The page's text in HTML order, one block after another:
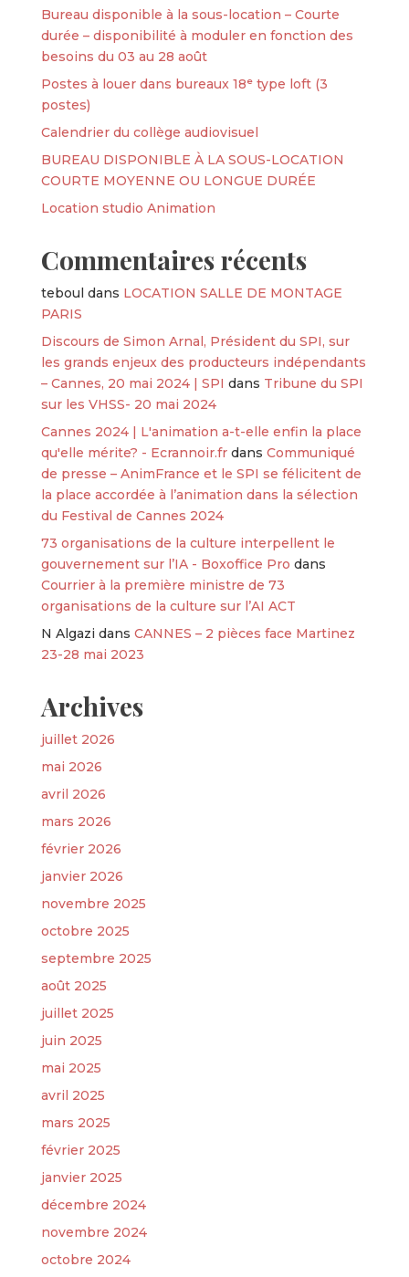
Bureau disponible à la sous-location – Courte
durée – disponibilité à moduler en fonction des
besoins du 03 au 28 août
Postes à louer dans bureaux 18ᵉ type loft (3
postes)
Calendrier du collège audiovisuel
BUREAU DISPONIBLE À LA SOUS-LOCATION
COURTE MOYENNE OU LONGUE DURÉE
Location studio Animation
Commentaires récents
teboul dans LOCATION SALLE DE MONTAGE
PARIS
Discours de Simon Arnal, Président du SPI, sur
les grands enjeux des producteurs indépendants
– Cannes, 20 mai 2024 | SPI dans Tribune du SPI
sur les VHSS- 20 mai 2024
Cannes 2024 | L'animation a-t-elle enfin la place
qu'elle mérite? - Ecrannoir.frdans Communiqué
de presse – AnimFrance et le SPI se félicitent de
la place accordée à l’animation dans la sélection
du Festival de Cannes 2024
73 organisations de la culture interpellent le
gouvernement sur l’IA - Boxoffice Pro dans
Courrier à la première ministre de 73
organisations de la culture sur l’AI ACT
N Algazi dans CANNES – 2 pièces face Martinez
23-28 mai 2023
Archives
juillet 2026
mai 2026
avril 2026
mars 2026
février 2026
janvier 2026
novembre 2025
octobre 2025
septembre 2025
août 2025
juillet 2025
juin 2025
mai 2025
avril 2025
mars 2025
février 2025
janvier 2025
décembre 2024
novembre 2024
octobre 2024